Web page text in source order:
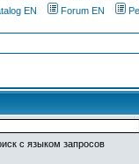
EN Forum EN
с языком запросов